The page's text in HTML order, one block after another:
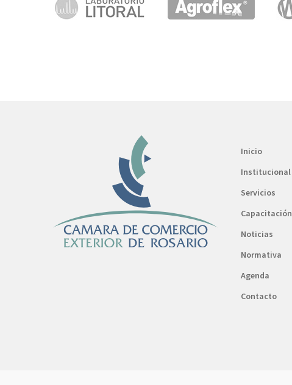
Inicio
Institucional
Servicios
Capacitación
Noticias
Normativa
Agenda
Contacto